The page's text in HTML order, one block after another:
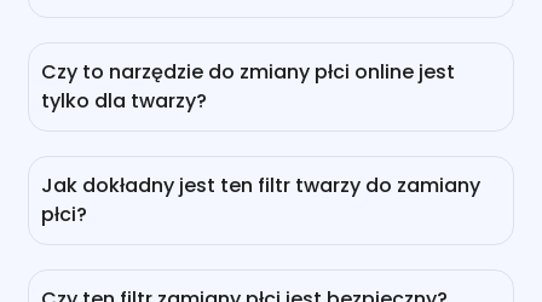
Czy to narzędzie do zmiany płci online jest
tylko dla twarzy?
cechy twarzy, takie jak linie żuchwy, brwi, odcień skóry
i zarost, ale także zmienia kształt ciała lub ubrania,
Jak dokładny jest ten filtr twarzy do zamiany
płci?